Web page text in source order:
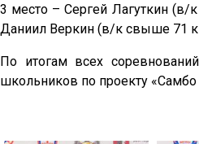
3 место – Сергей Лагуткин
Даниил Веркин (в/к свыше 71
По итогам всех
школьников по проекту